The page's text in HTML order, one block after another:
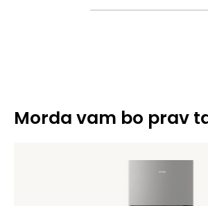
Morda vam bo prav